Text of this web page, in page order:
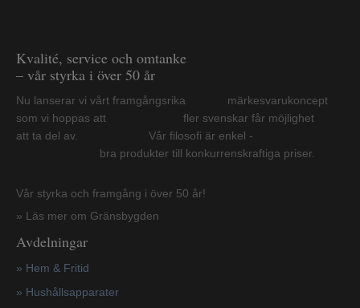
Kvalité, service och omtanke
– vår styrka i över 50 år
Nu lanserar vi vårt framgångsrika märkesvarukoncept
som vi hoppas att fler svenskar får möjlighet
att ta del av. Vår filosofi är enkel -
bra produkter till konkurrenskraftiga priser.
Vår styrka och framgång i över 50 år!
» Läs mer om Gränsbygden
Avdelningar
» Hem & Fritid
» Hushållsapparater